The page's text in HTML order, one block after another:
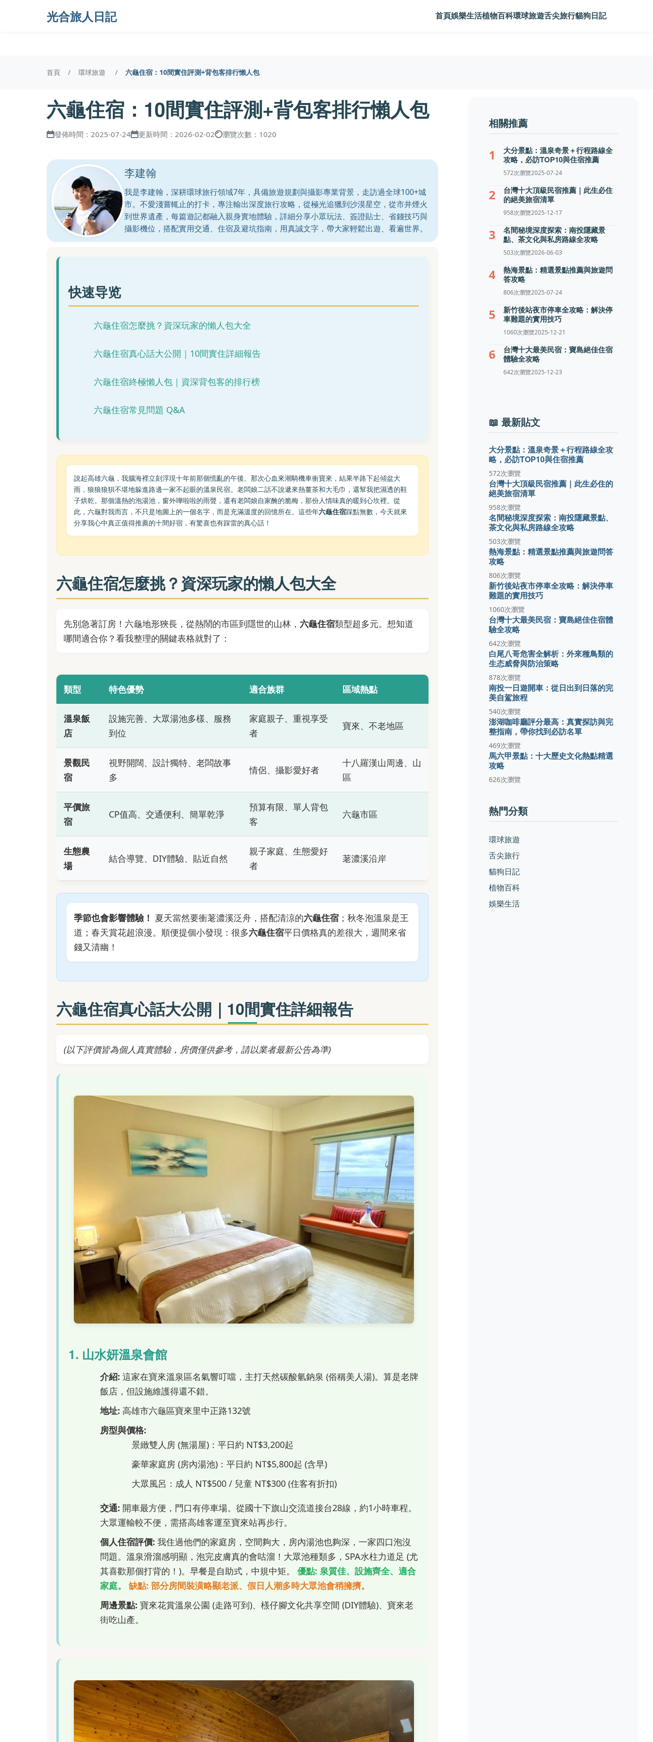
光合旅人日記 首頁娛樂生活植物百科環球旅遊舌尖旅行貓狗日記
首頁 環球旅遊 六龜住宿：10間實住評測+背包客排行懶人包
六龜住宿：10間實住評測+背包客排行懶人包
發佈時間：2025-07-24 更新時間：2026-02-02 瀏覽次數：1020
李建翰
我是李建翰，深耕環球旅行領域7年，具備旅遊規劃與攝影專業背景，走訪過全球100+城
市。不愛淺嘗輒止的打卡，專注輸出深度旅行攻略，從極光追獵到沙漠星空，從市井煙火
到世界遺產，每篇遊記都融入親身實地體驗，詳細分享小眾玩法、簽證貼士、省錢技巧與
攝影機位，搭配實用交通、住宿及避坑指南，用真誠文字，帶大家輕鬆出遊、看遍世界。
快速导览
六龜住宿怎麼挑？資深玩家的懶人包大全
六龜住宿真心話大公開｜10間實住詳細報告
六龜住宿終極懶人包｜資深背包客的排行榜
六龜住宿常見問題 Q&A
說起高雄六龜，我腦海裡立刻浮現十年前那個慌亂的午後。那次心血來潮騎機車衝寶來，結果半路下起傾盆大
雨，狼狼狼狽不堪地躲進路邊一家不起眼的溫泉民宿。老闆娘二話不說遞來熱薑茶和大毛巾，還幫我把濕透的鞋
子烘乾。那個溫熱的泡湯池，窗外嘩啦啦的雨聲，還有老闆娘自家醃的脆梅，那份人情味真的暖到心坎裡。從
此，六龜對我而言，不只是地圖上的一個名字，而是充滿溫度的回憶所在。這些年六龜住宿踩點無數，今天就來
分享我心中真正值得推薦的十間好宿，有驚喜也有踩雷的真心話！
六龜住宿怎麼挑？資深玩家的懶人包大全
先別急著訂房！六龜地形狹長，從熱鬧的市區到隱世的山林， 六龜住宿類型超多元。想知道
哪間適合你？看我整理的關鍵表格就對了：
類型 特色優勢 適合族群 區域熱點
溫泉飯
店
設施完善、大眾湯池多樣、服務
到位
家庭親子、重視享受
者
寶來、不老地區
景觀民
宿
視野開闊、設計獨特、老闆故事
多
情侶、攝影愛好者
十八羅漢山周邊、山
區
平價旅
宿
CP值高、交通便利、簡單乾淨
預算有限、單人背包
客
六龜市區
生態農
場
結合導覽、DIY體驗、貼近自然
親子家庭、生態愛好
者
荖濃溪沿岸
季節也會影響體驗！ 夏天當然要衝荖濃溪泛舟，搭配清涼的六龜住宿 ；秋冬泡溫泉是王
道；春天賞花超浪漫。順便提個小發現：很多六龜住宿平日價格真的差很大，週間來省
錢又清幽！
六龜住宿真心話大公開｜10間實住詳細報告
(以下評價皆為個人真實體驗，房價僅供參考，請以業者最新公告為準)
1. 山水妍溫泉會館
介紹: 這家在寶來溫泉區名氣響叮噹，主打天然碳酸氫鈉泉 (俗稱美人湯)。算是老牌
飯店，但設施維護得還不錯。
地址: 高雄市六龜區寶來里中正路132號
房型與價格:
景緻雙人房 (無湯屋)：平日約 NT$3,200起
豪華家庭房 (房內湯池)：平日約 NT$5,800起 (含早)
大眾風呂：成人 NT$500 / 兒童 NT$300 (住客有折扣)
交通: 開車最方便，門口有停車場。從國十下旗山交流道接台28線，約1小時車程。
大眾運輸較不便，需搭高雄客運至寶來站再步行。
個人住宿評價: 我住過他們的家庭房，空間夠大，房內湯池也夠深，一家四口泡沒
問題。溫泉滑溜感明顯，泡完皮膚真的會咕溜！大眾池種類多，SPA水柱力道足 (尤
其喜歡那個打背的！)。早餐是自助式，中規中矩。 優點: 泉質佳、設施齊全、適合
家庭。
缺點: 部分房間裝潢略顯老派、假日人潮多時大眾池會稍擁擠。
周邊景點: 寶來花賞溫泉公園 (走路可到)、檨仔腳文化共享空間 (DIY體驗)、寶來老
街吃山產。
相關推薦
1
大分景點：溫泉奇景＋行程路線全
攻略，必訪TOP10與住宿推薦
572次瀏覽2025-07-24
2
台灣十大頂級民宿推薦｜此生必住
的絕美旅宿清單
958次瀏覽2025-12-17
3
名間秘境深度探索：南投隱藏景
點、茶文化與私房路線全攻略
503次瀏覽2026-06-03
4
熱海景點：精選景點推薦與旅遊問
答攻略
806次瀏覽2025-07-24
5
新竹後站夜市停車全攻略：解決停
車難題的實用技巧
1060次瀏覽2025-12-21
6
台灣十大最美民宿：寶島絕佳住宿
體驗全攻略
642次瀏覽2025-12-23
📖 最新貼文
大分景點：溫泉奇景＋行程路線全攻
略，必訪TOP10與住宿推薦
572次瀏覽
台灣十大頂級民宿推薦｜此生必住的
絕美旅宿清單
958次瀏覽
名間秘境深度探索：南投隱藏景點、
茶文化與私房路線全攻略
503次瀏覽
熱海景點：精選景點推薦與旅遊問答
攻略
806次瀏覽
新竹後站夜市停車全攻略：解決停車
難題的實用技巧
1060次瀏覽
台灣十大最美民宿：寶島絕佳住宿體
驗全攻略
642次瀏覽
白尾八哥危害全解析：外來種鳥類的
生态威脅與防治策略
878次瀏覽
南投一日遊開車：從日出到日落的完
美自駕旅程
540次瀏覽
澎湖咖啡廳評分最高：真實探訪與完
整指南，帶你找到必訪名單
469次瀏覽
馬六甲景點：十大歷史文化熱點精選
攻略
626次瀏覽
熱門分類
環球旅遊
舌尖旅行
貓狗日記
植物百科
娛樂生活